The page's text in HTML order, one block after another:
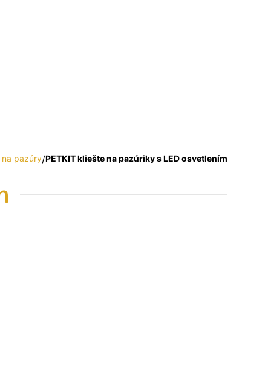
na pazúry/PETKIT kliešte na pazúriky s LED osvetlením